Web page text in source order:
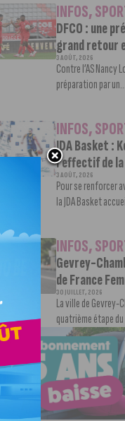
INFOS,
DFCO : une
grand retour
3 AOÛT, 2026
Contre l’AS Nancy
préparation par un...
INFOS,
JDA Basket :
l’effectif de la
3 AOÛT, 2026
Pour se renforcer
la JDA Basket
INFOS,
Gevrey-
de France
30 JUILLET, 2026
La ville de Gevrey-
quatrième étape